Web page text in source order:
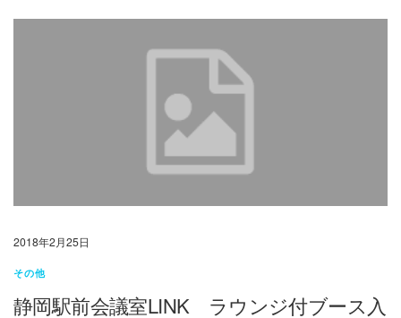
2018年2月25日
その他
静岡駅前会議室LINK ラウンジ付ブース入